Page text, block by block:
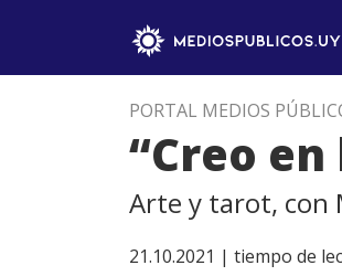
PORTAL MEDIOS
“Creo
Arte y tarot, con
21.10.2021 | tiempo de